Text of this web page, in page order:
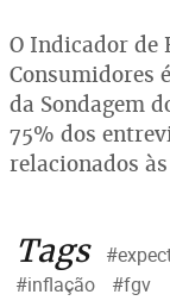
O Indicador de
Consumidores
da Sondagem
75% dos
relacionados
Tags
#inflação
#fgv